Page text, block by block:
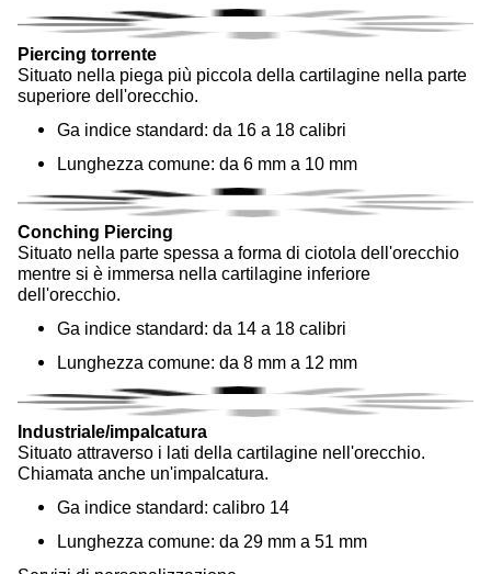
Piercing torrente
Situato nella piega più piccola della cartilagine nella parte
superiore dell'orecchio.
Ga indice standard: da 16 a 18 calibri
Lunghezza comune: da 6 mm a 10 mm
Conching Piercing
Situato nella parte spessa a forma di ciotola dell'orecchio
mentre si è immersa nella cartilagine inferiore
dell'orecchio.
Ga indice standard: da 14 a 18 calibri
Lunghezza comune: da 8 mm a 12 mm
Industriale/impalcatura
Situato attraverso i lati della cartilagine nell'orecchio.
Chiamata anche un'impalcatura.
Ga indice standard: calibro 14
Lunghezza comune: da 29 mm a 51 mm